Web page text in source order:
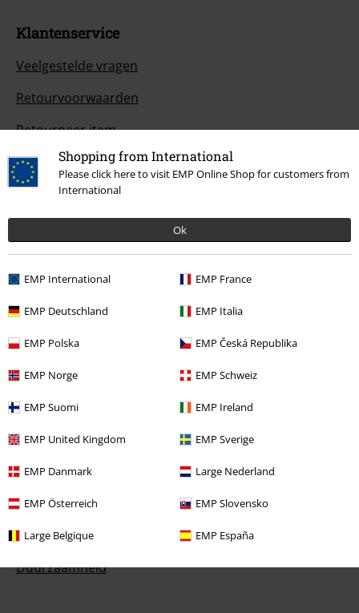
Shopping from International
Please click here to visit EMP Online Shop for customers from
International
Ok
EMP International EMP France
EMP Deutschland EMP Italia
EMP Polska EMP Česká Republika
EMP Norge EMP Schweiz
EMP Suomi EMP Ireland
EMP United Kingdom EMP Sverige
EMP Danmark Large Nederland
EMP Österreich EMP Slovensko
Large Belgique EMP España
Klantenservice
Veelgestelde vragen
Retourvoorwaarden
Retourneer item
Algemene maat info
Annuleer mijn BSC-lidmaatschap
Over Large
Partnerprogramma's
Duurzaamheid